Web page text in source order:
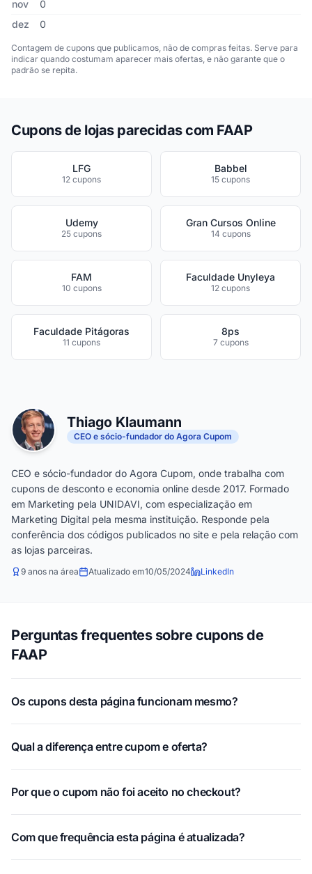
nov
0
dez
0
Contagem de cupons que publicamos, não de compras feitas. Serve para
indicar quando costumam aparecer mais ofertas, e não garante que o
padrão se repita.
Cupons de lojas parecidas com FAAP
LFG
12 cupons
Babbel
15 cupons
Udemy
25 cupons
Gran Cursos Online
14 cupons
FAM
10 cupons
Faculdade Unyleya
12 cupons
Faculdade Pitágoras
11 cupons
8ps
7 cupons
Thiago Klaumann
CEO e sócio-fundador do Agora Cupom
CEO e sócio-fundador do Agora Cupom, onde trabalha com
cupons de desconto e economia online desde 2017. Formado
em Marketing pela UNIDAVI, com especialização em
Marketing Digital pela mesma instituição. Responde pela
conferência dos códigos publicados no site e pela relação com
as lojas parceiras.
9 anos na área Atualizado em10/05/2024 LinkedIn
Perguntas frequentes sobre cupons de
FAAP
Os cupons desta página funcionam mesmo?
Qual a diferença entre cupom e oferta?
Por que o cupom não foi aceito no checkout?
Com que frequência esta página é atualizada?